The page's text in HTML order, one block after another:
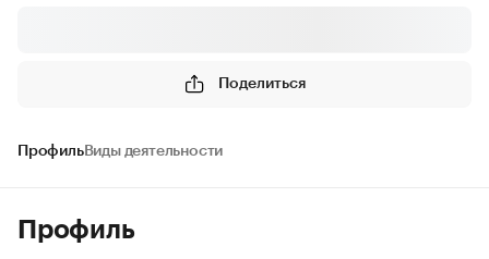
Поделиться
ПрофильВиды деятельности
Профиль